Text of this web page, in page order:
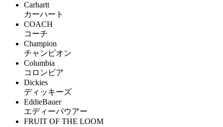
Carhartt
カーハート
COACH
コーチ
Champion
チャンピオン
Columbia
コロンビア
Dickies
ディッキーズ
EddieBauer
エディーバウアー
FRUIT OF THE LOOM